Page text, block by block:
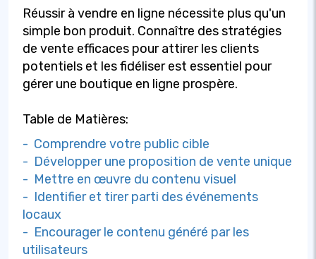
Réussir à vendre en ligne nécessite plus qu'un
simple bon produit. Connaître des stratégies
de vente efficaces pour attirer les clients
potentiels et les fidéliser est essentiel pour
gérer une boutique en ligne prospère.
Table de Matières:
- Comprendre votre public cible
- Développer une proposition de vente unique
- Mettre en œuvre du contenu visuel
- Identifier et tirer parti des événements
locaux
- Encourager le contenu généré par les
utilisateurs